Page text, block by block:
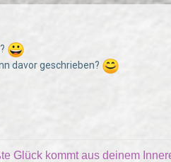
davor geschrieben?
Glück kommt aus deinem